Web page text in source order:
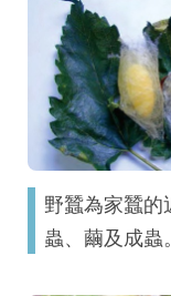
野蠶為家蠶的
蟲、繭及成蟲